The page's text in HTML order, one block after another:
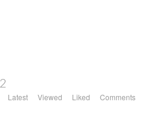
Latest Viewed Liked Comments